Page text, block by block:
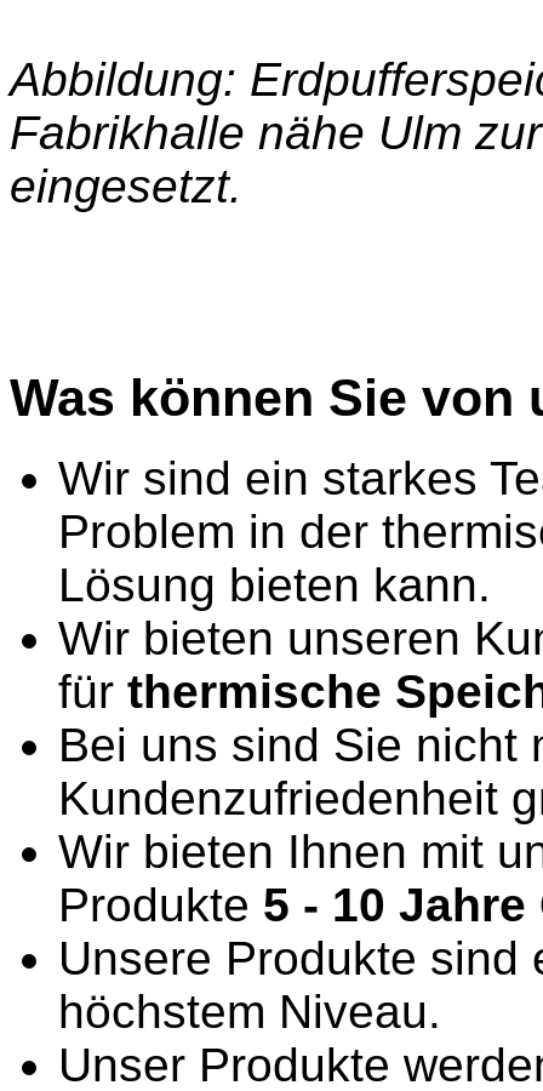
Abbildung:
Fabrikhalle nähe Ulm
eingesetzt.
Was können Sie von
Wir sind ein starkes
Problem in der
Lösung bieten kann.
Wir bieten unseren
für thermische
Bei uns sind Sie nicht
Kundenzufriedenheit
Wir bieten Ihnen mit
Produkte 5 - 10 Jahre
Unsere Produkte sind
höchstem Niveau.
Unser Produkte